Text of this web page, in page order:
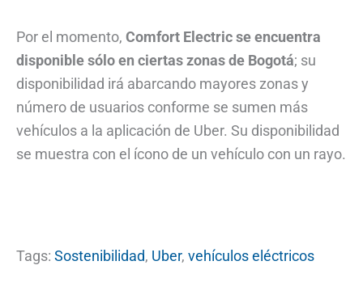
Por el momento, Comfort Electric se encuentra
disponible sólo en ciertas zonas de Bogotá; su
disponibilidad irá abarcando mayores zonas y
número de usuarios conforme se sumen más
vehículos a la aplicación de Uber. Su disponibilidad
se muestra con el ícono de un vehículo con un rayo.
Tags: Sostenibilidad, Uber, vehículos eléctricos